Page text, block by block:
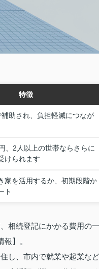
特徴
助され、負担軽減につなが
、2人以上の世帯ならさらに
けられます
家を活用するか、初期段階か
ト
相続登記にかかる費用の一
】。
し、市内で就業や起業など